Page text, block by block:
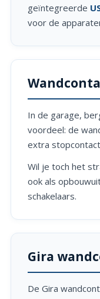
geïntegreerde
voor de
In de garage,
voordeel: de
extra
Wil je toch het
ook als
schakelaars.
Gira
De Gira